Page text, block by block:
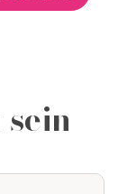
sein